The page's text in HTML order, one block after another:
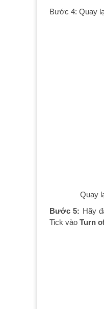
Bước 4: Quay
Quay
Bước 5: Hãy
Tick vào Turn